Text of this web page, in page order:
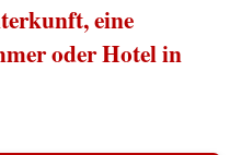
eine
oder Hotel in